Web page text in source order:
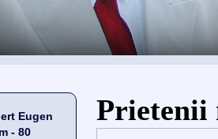
Eugen
- 80
Sie sind hier
Prietenii